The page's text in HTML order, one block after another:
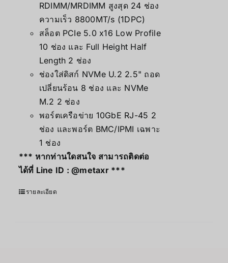
RDIMM/MRDIMM สูงสุด 24 ช่อง
ความเร็ว 8800MT/s (1DPC)
สล็อต PCIe 5.0 x16 Low Profile
10 ช่อง และ Full Height Half
Length 2 ช่อง
ช่องใส่ดิสก์ NVMe U.2 2.5" ถอด
เปลี่ยนร้อน 8 ช่อง และ NVMe
M.2 2 ช่อง
พอร์ตเครือข่าย 10GbE RJ-45 2
ช่อง และพอร์ต BMC/IPMI เฉพาะ
1 ช่อง
*** หากท่านใดสนใจ สามารถติดต่อ
ได้ที่ Line ID :@metaxr***
รายละเอียด